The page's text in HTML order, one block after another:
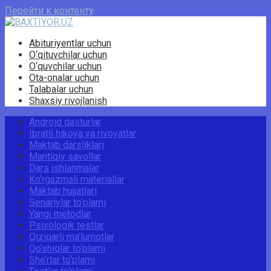
Перейти к контенту
Abituriyentlar uchun
O‘qituvchilar uchun
O‘quvchilar uchun
Ota-onalar uchun
Talabalar uchun
Shaxsiy rivojlanish
Android dasturlar
Ibratli hikoya va rivoyatlar
Maktab darsliklari
Mantiqiy savollar
Dars ishlanmalar
Ko‘rgazmali materiallar
Maktab hujjatlari
Senariylar to‘plami
Yangi metodlar
Psixologik testlar
Qiziqarli ma’lumotlar
Qo‘shiqlar to‘plami
She’rlar to‘plami